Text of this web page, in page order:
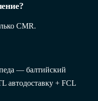
CMR.
— балтийский
автодоставку + FCL